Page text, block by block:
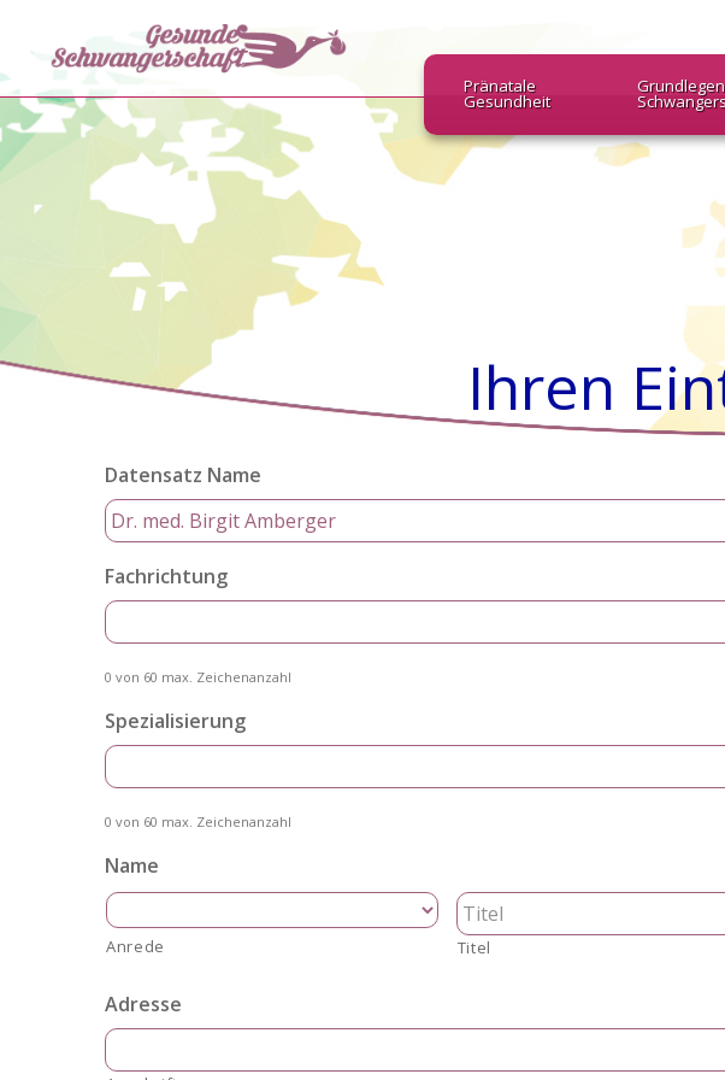
Pränatale
Gesundheit
Ihren
Datensatz Name
Fachrichtung
0 von 60 max. Zeichenanzahl
Spezialisierung
0 von 60 max. Zeichenanzahl
Name
Anrede Titel
Adresse